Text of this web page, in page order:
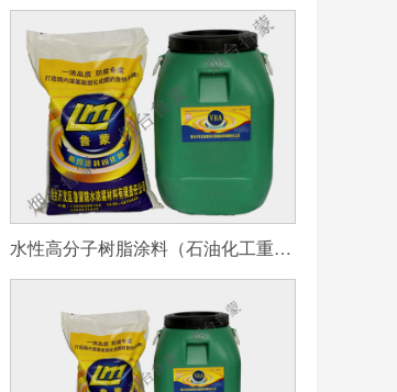
水性高分子树脂涂料（石油化工重防腐用）